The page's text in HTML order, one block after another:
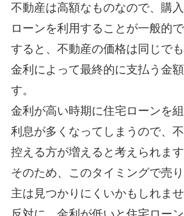
不動産は高額なものなので、購
ローンを利用することが一般的で
すると、不動産の価格は同じで
金利によって最終的に支払う金
す。
金利が高い時期に住宅ローンを
利息が多くなってしまうので、
控える方が増えると考えられます
そのため、このタイミングで売
主は見つかりにくいかもしれませ